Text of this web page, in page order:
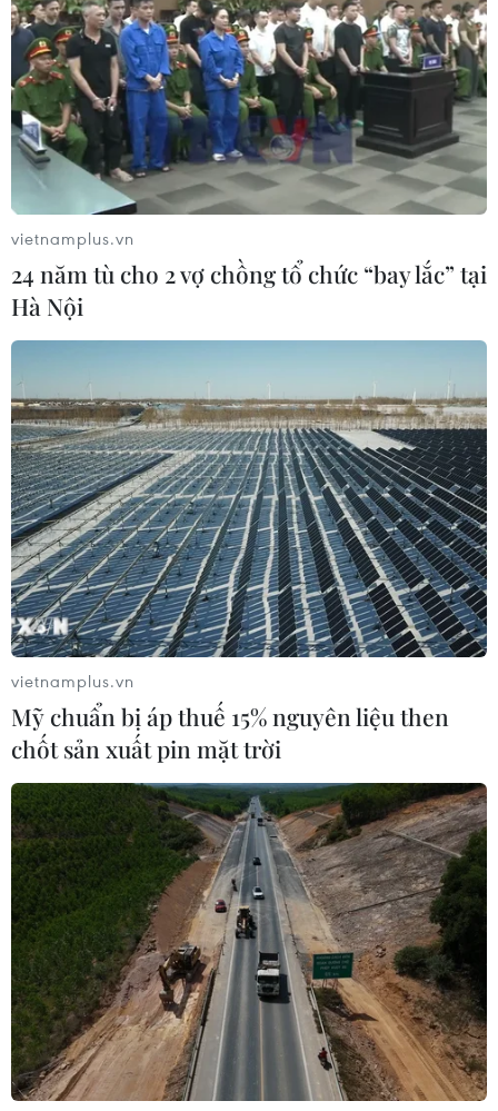
vietnamplus.vn
24 năm tù cho 2 vợ chồng tổ chức “bay lắc” tại
Hà Nội
vietnamplus.vn
Mỹ chuẩn bị áp thuế 15% nguyên liệu then
chốt sản xuất pin mặt trời